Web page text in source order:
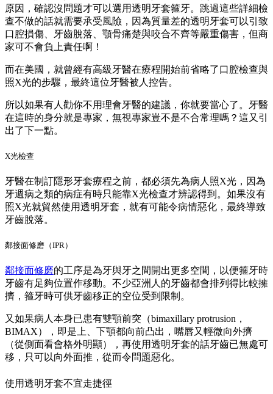
原因，確認沒問題才可以選用透明牙套箍牙。跳過這些詳細檢
查不做的話就需要承受風險，因為質量差的透明牙套可以引致
口腔損傷、牙齒脫落、顎骨痛楚與咬合不齊等嚴重傷害，但商
家可不會負上責任啊！
而在美國，就曾經有高級牙醫在療程開始前省略了口腔檢查與
照X光的步驟，最終這位牙醫被人控告。
所以如果有人勸你不用理會牙醫的建議，你就要當心了。牙醫
在這時的身分就是專家，無視專家豈不是不合常理嗎？這又引
出了下一點。
X光檢查
牙醫在制訂隱形牙套療程之前，都必須先為病人照X光，因為
牙週病之類的病症有時只能靠X光檢查才辨認得到。如果沒有
照X光就貿然使用透明牙套，就有可能令病情惡化，最終導致
牙齒脫落。
鄰接面修磨（IPR）
鄰接面修磨的工序是為牙與牙之間開出更多空間，以便箍牙時
牙齒有足夠位置作移動。不少亞洲人的牙齒都會排列得比較擁
擠，箍牙時可供牙齒移正的空位受到限制。
又如果病人本身已患有雙顎前突（bimaxillary protrusion，
BIMAX），即是上、下顎都向前凸出，嘴唇又輕微向外擠
（從側面看會格外明顯），再使用透明牙套的話牙齒已無處可
移，只可以向外面推，從而令問題惡化。
使用透明牙套不宜走捷徑